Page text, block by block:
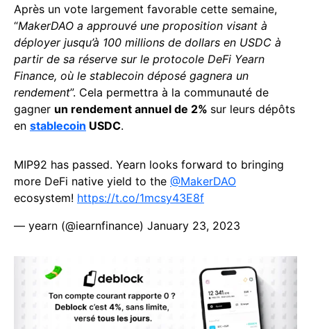
Après un vote largement favorable cette semaine,
“MakerDAO a approuvé une proposition visant à
déployer jusqu’à 100 millions de dollars en USDC à
partir de sa réserve sur le protocole DeFi Yearn
Finance, où le stablecoin déposé gagnera un
rendement”. Cela permettra à la communauté de
gagner un rendement annuel de 2% sur leurs dépôts
en stablecoin USDC.
MIP92 has passed. Yearn looks forward to bringing
more DeFi native yield to the @MakerDAO
ecosystem! https://t.co/1mcsy43E8f
— yearn (@iearnfinance) January 23, 2023